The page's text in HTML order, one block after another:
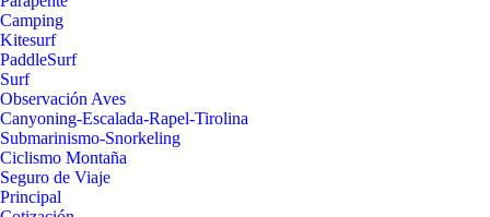
Camping
Kitesurf
PaddleSurf
Surf
Observación Aves
Canyoning-Escalada-Rapel-Tirolina
Submarinismo-Snorkeling
Ciclismo Montaña
Seguro de Viaje
Principal